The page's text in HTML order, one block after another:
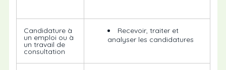
Candidature à
un emploi ou à
un travail de
consultation
Recevoir, traiter et
analyser les candidatures